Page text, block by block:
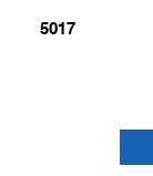
5017